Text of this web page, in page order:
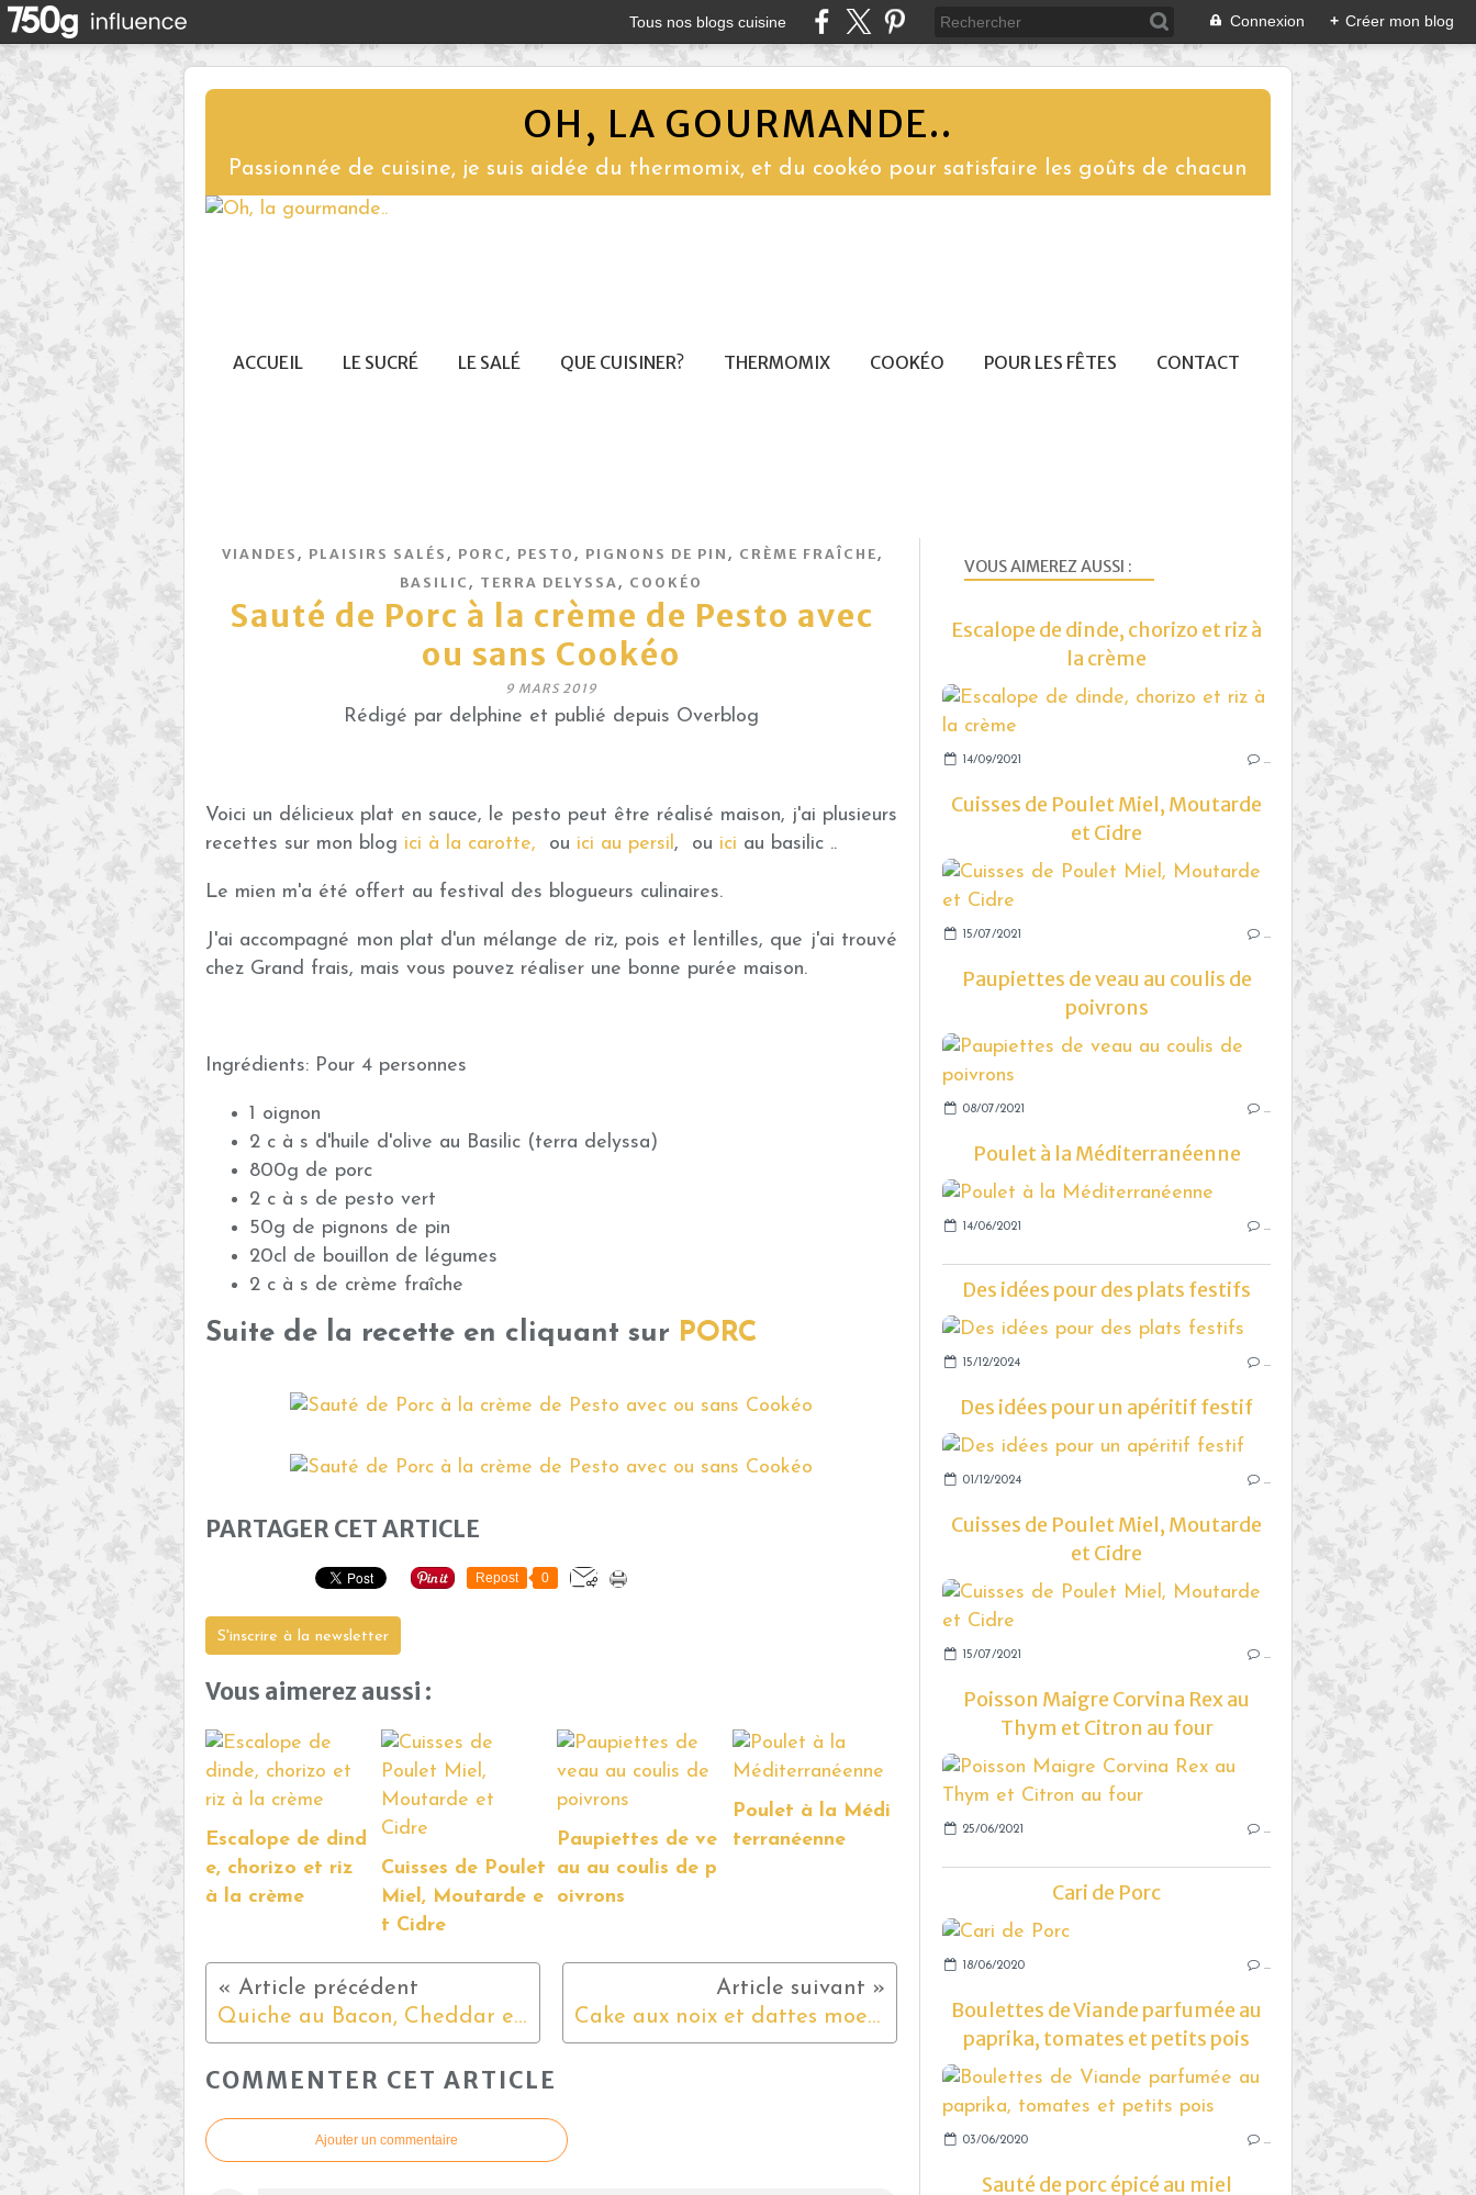
Tous nos blogs cuisine Connexion + Créer mon blog
OH, LA GOURMANDE..
Passionnée de cuisine, je suis aidée du thermomix, et du cookéo pour satisfaire les goûts de chacun
ACCUEIL LE SUCRÉ LE SALÉ QUE CUISINER? THERMOMIX COOKÉO POUR LES FÊTES CONTACT
VIANDES , PLAISIRS SALÉS , PORC , PESTO , PIGNONS DE PIN , CRÈME FRAÎCHE,
BASILIC , TERRA DELYSSA, COOKÉO
Sauté de Porc à la crème de Pesto avec
ou sans Cookéo
9 MARS 2019
Rédigé par delphine et publié depuis Overblog
Voici un délicieux plat en sauce, le pesto peut être réalisé maison, j'ai plusieurs
recettes sur mon blog ici à la carotte, ou ici au persil, ou ici au basilic ..
Le mien m'a été offert au festival des blogueurs culinaires.
J'ai accompagné mon plat d'un mélange de riz, pois et lentilles, que j'ai trouvé
chez Grand frais, mais vous pouvez réaliser une bonne purée maison.
Ingrédients: Pour 4 personnes
1 oignon
2 c à s d'huile d'olive au Basilic (terra delyssa)
800g de porc
2 c à s de pesto vert
50g de pignons de pin
20cl de bouillon de légumes
2 c à s de crème fraîche
Suite de la recette en cliquant sur PORC
PARTAGER CET ARTICLE
Repost 0
S'inscrire à la newsletter
Vous aimerez aussi :
Escalope de dind
e, chorizo et riz
à la crème
Cuisses de Poulet
Miel, Moutarde e
t Cidre
Paupiettes de ve
au au coulis de p
oivrons
Poulet à la Médi
terranéenne
Quiche au Bacon, Cheddar et Comté Cake aux noix et dattes moelleuses
COMMENTER CET ARTICLE
Ajouter un commentaire
VOUS AIMEREZ AUSSI :
Escalope de dinde, chorizo et riz à
la crème
14/09/2021 …
Cuisses de Poulet Miel, Moutarde
et Cidre
15/07/2021 …
Paupiettes de veau au coulis de
poivrons
08/07/2021 …
Poulet à la Méditerranéenne
14/06/2021 …
Des idées pour des plats festifs
15/12/2024 …
Des idées pour un apéritif festif
01/12/2024 …
Cuisses de Poulet Miel, Moutarde
et Cidre
15/07/2021 …
Poisson Maigre Corvina Rex au
Thym et Citron au four
25/06/2021 …
Cari de Porc
18/06/2020 …
Boulettes de Viande parfumée au
paprika, tomates et petits pois
03/06/2020 …
Sauté de porc épicé au miel